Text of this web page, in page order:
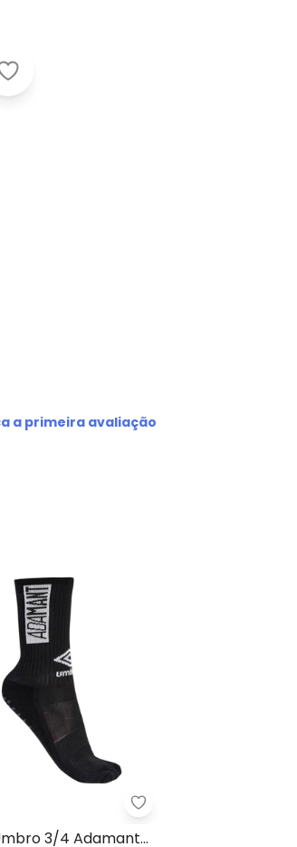
Lupo - Kit com 2 pares de Meias Cano
a primeira avaliação
Grip - (Preto)Meia Umbro 3/4
3/4 Adamant